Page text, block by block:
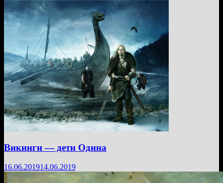
Викинги — дети Одина
16.06.201914.06.2019